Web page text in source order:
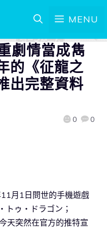
MENU
劇情當成雋
的《征龍之
出完整資料
0 0
月1日問世的手機遊戲
トゥ・ドラゴン；
天突然在官方的推特宣